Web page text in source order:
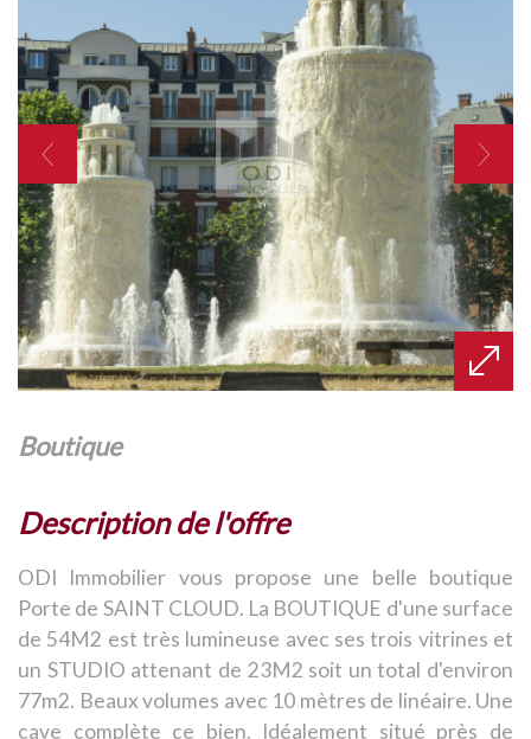
boutique
description de l'offre
ODI Immobilier vous propose une belle boutique
Porte de SAINT CLOUD. La BOUTIQUE d'une surface
de 54M2 est très lumineuse avec ses trois vitrines et
un STUDIO attenant de 23M2 soit un total d'environ
77m2. Beaux volumes avec 10 mètres de linéaire. Une
cave complète ce bien. Idéalement situé près de